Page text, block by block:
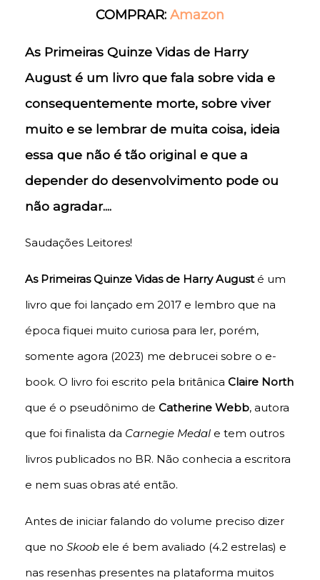
COMPRAR: Amazon
As Primeiras Quinze Vidas de Harry
August é um livro que fala sobre vida e
consequentemente morte, sobre viver
muito e se lembrar de muita coisa, ideia
essa que não é tão original e que a
depender do desenvolvimento pode ou
não agradar....
Saudações Leitores!
As Primeiras Quinze Vidas de Harry August é um
livro que foi lançado em 2017 e lembro que na
época fiquei muito curiosa para ler, porém,
somente agora (2023) me debrucei sobre o e-
book. O livro foi escrito pela britânica Claire North
que é o pseudônimo de Catherine Webb, autora
que foi finalista da Carnegie Medal e tem outros
livros publicados no BR. Não conhecia a escritora
e nem suas obras até então.
Antes de iniciar falando do volume preciso dizer
que no Skoob ele é bem avaliado (4.2 estrelas) e
nas resenhas presentes na plataforma muitos